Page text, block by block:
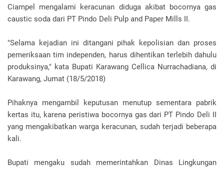
Ciampel mengalami keracunan diduga akibat bocornya gas
caustic soda dari PT Pindo Deli Pulp and Paper Mills II.
"Selama kejadian ini ditangani pihak kepolisian dan proses
pemeriksaan tim independen, harus dihentikan terlebih dahulu
produksinya," kata Bupati Karawang Cellica Nurrachadiana, di
Karawang, Jumat (18/5/2018)
Pihaknya mengambil keputusan menutup sementara pabrik
kertas itu, karena peristiwa bocornya gas dari PT Pindo Deli II
yang mengakibatkan warga keracunan, sudah terjadi beberapa
kali.
Bupati mengaku sudah memerintahkan Dinas Lingkungan